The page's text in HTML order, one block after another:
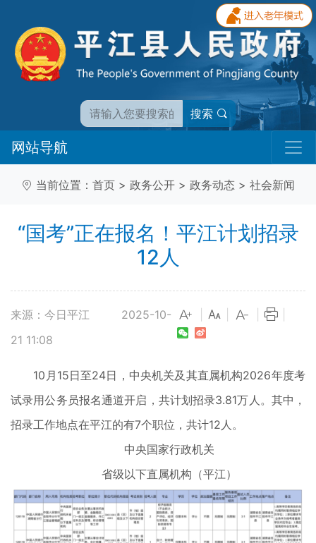
搜索
网站导航
当前位置： 首页 > 政务公开 > 政务动态 > 社会新闻
“国考”正在报名！平江计划招录
12人
来源：今日平江
2025-10-
21 11:08
10月15日至24日，中央机关及其直属机构2026年度考
试录用公务员报名通道开启，共计划招录3.81万人。其中，
招录工作地点在平江的有7个职位，共计12人。
中央国家行政机关
省级以下直属机构（平江）